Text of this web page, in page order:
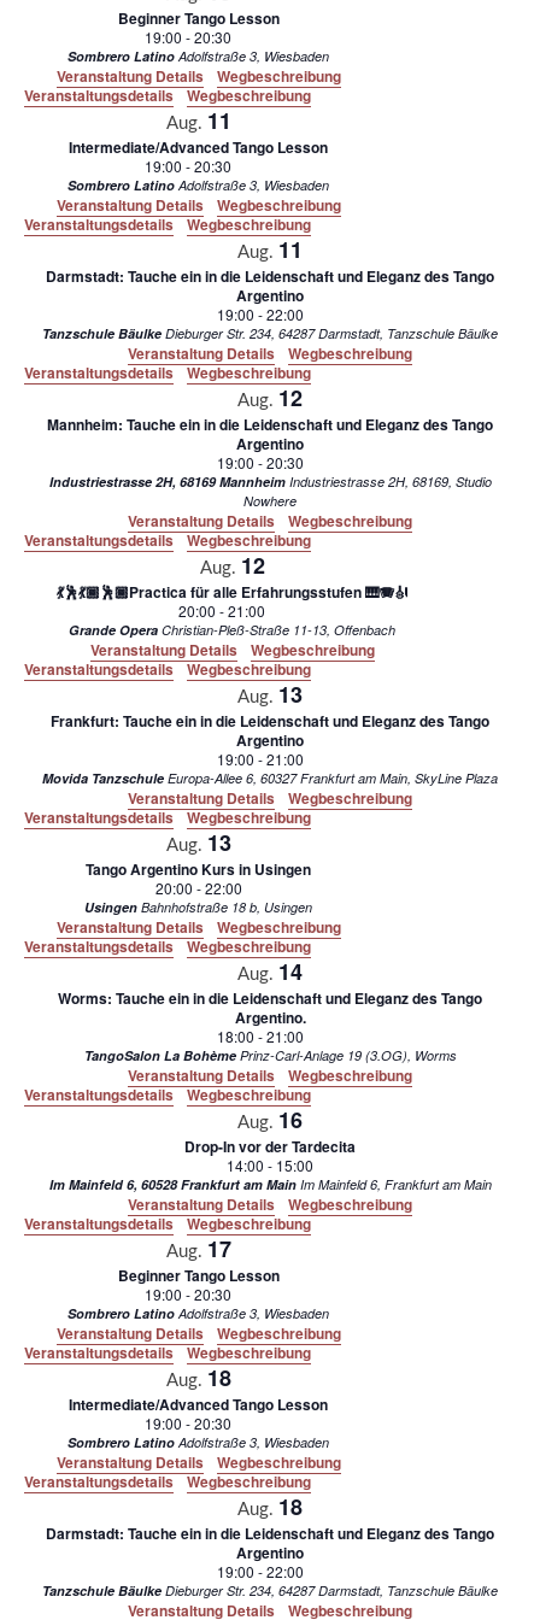
Beginner Tango Lesson
19:00 -20:30
Sombrero Latino Adolfstraße 3, Wiesbaden
Veranstaltung Details
Wegbeschreibung
Veranstaltungsdetails
Wegbeschreibung
Aug. 11
Intermediate/Advanced Tango Lesson
19:00 -20:30
Sombrero Latino Adolfstraße 3, Wiesbaden
Veranstaltung Details
Wegbeschreibung
Veranstaltungsdetails
Wegbeschreibung
Aug. 11
Darmstadt: Tauche ein in die Leidenschaft und Eleganz des Tango
Argentino
19:00 -22:00
Tanzschule Bäulke Dieburger Str. 234, 64287 Darmstadt, Tanzschule Bäulke
Veranstaltung Details
Wegbeschreibung
Veranstaltungsdetails
Wegbeschreibung
Aug. 12
Mannheim: Tauche ein in die Leidenschaft und Eleganz des Tango
Argentino
19:00 -20:30
Industriestrasse 2H, 68169 Mannheim Industriestrasse 2H, 68169, Studio
Nowhere
Veranstaltung Details
Wegbeschreibung
Veranstaltungsdetails
Wegbeschreibung
Aug. 12
💃🕺💃🏾🕺🏾Practica für alle Erfahrungsstufen 🎹🪗🎻
20:00 -21:00
Grande Opera Christian-Pleß-Straße 11-13, Offenbach
Veranstaltung Details
Wegbeschreibung
Veranstaltungsdetails
Wegbeschreibung
Aug. 13
Frankfurt: Tauche ein in die Leidenschaft und Eleganz des Tango
Argentino
19:00 -21:00
Movida Tanzschule Europa-Allee 6, 60327 Frankfurt am Main, SkyLine Plaza
Veranstaltung Details
Wegbeschreibung
Veranstaltungsdetails
Wegbeschreibung
Aug. 13
Tango Argentino Kurs in Usingen
20:00 -22:00
Usingen Bahnhofstraße 18 b, Usingen
Veranstaltung Details
Wegbeschreibung
Veranstaltungsdetails
Wegbeschreibung
Aug. 14
Worms: Tauche ein in die Leidenschaft und Eleganz des Tango
Argentino.
18:00 -21:00
TangoSalon La Bohème Prinz-Carl-Anlage 19 (3.OG), Worms
Veranstaltung Details
Wegbeschreibung
Veranstaltungsdetails
Wegbeschreibung
Aug. 16
Drop-In vor der Tardecita
14:00 - 15:00
Im Mainfeld 6, 60528 Frankfurt am Main Im Mainfeld 6, Frankfurt am Main
Veranstaltung Details
Wegbeschreibung
Veranstaltungsdetails
Wegbeschreibung
Aug. 17
Beginner Tango Lesson
19:00 -20:30
Sombrero Latino Adolfstraße 3, Wiesbaden
Veranstaltung Details
Wegbeschreibung
Veranstaltungsdetails
Wegbeschreibung
Aug. 18
Intermediate/Advanced Tango Lesson
19:00 -20:30
Sombrero Latino Adolfstraße 3, Wiesbaden
Veranstaltung Details
Wegbeschreibung
Veranstaltungsdetails
Wegbeschreibung
Aug. 18
Darmstadt: Tauche ein in die Leidenschaft und Eleganz des Tango
Argentino
19:00 -22:00
Tanzschule Bäulke Dieburger Str. 234, 64287 Darmstadt, Tanzschule Bäulke
Veranstaltung Details
Wegbeschreibung